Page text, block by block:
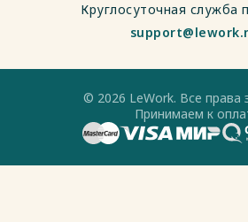
Круглосуточная служба
© 2026 LeWork. Все
Принимаем к